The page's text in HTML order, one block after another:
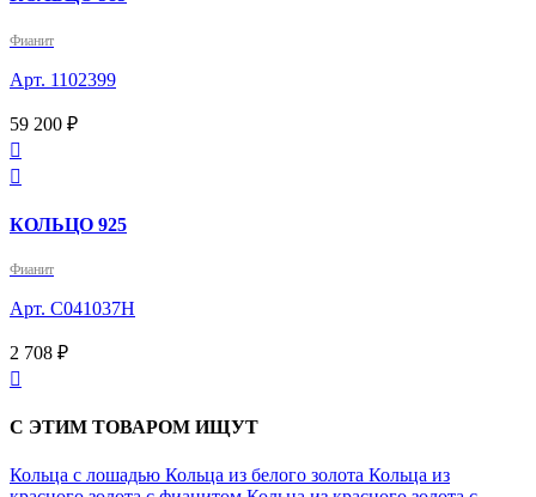
Фианит
Арт. 1102399
59 200 ₽


КОЛЬЦО 925
Фианит
Арт. С041037Н
2 708 ₽

С ЭТИМ ТОВАРОМ ИЩУТ
Кольца с лошадью Кольца из белого золота Кольца из